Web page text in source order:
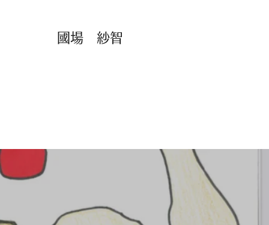
​​國場 紗智